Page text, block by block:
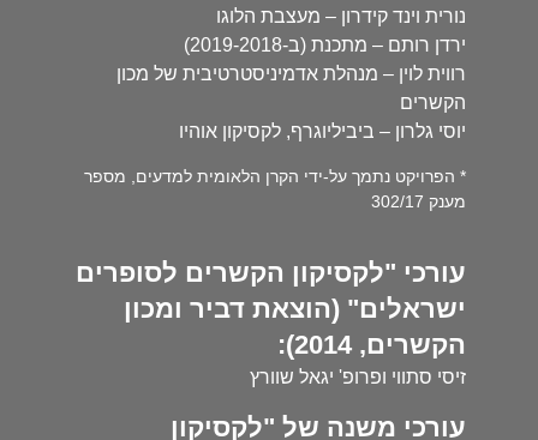
נורית וינד קידרון – מעצבת הלוגו
ירדן רותם – מתכנת (ב-2019-2018)
רווית לוין – מנהלת אדמיניסטרטיבית של מכון
הקשרים
יוסי גלרון – ביביליוגרף, לקסיקון אוהיו
* הפרויקט נתמך על-ידי הקרן הלאומית למדעים, מספר
מענק 302/17
עורכי "לקסיקון הקשרים לסופרים
ישראלים" (הוצאת דביר ומכון
הקשרים, 2014):
זיסי סתווי ופרופ' יגאל שוורץ
עורכי משנה של "לקסיקון